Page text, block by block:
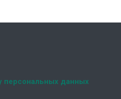
персональных данных